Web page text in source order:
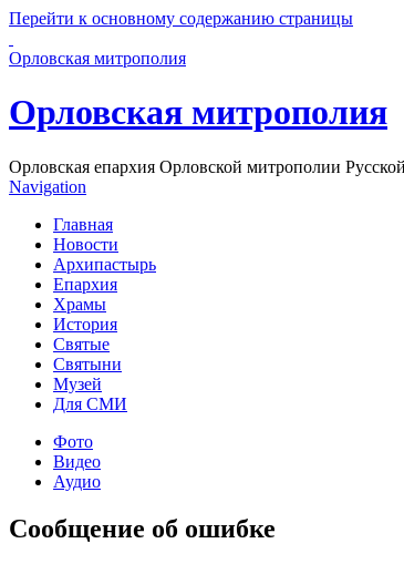
Перейти к основному содержанию страницы
Орловская митрополия
Орловская митрополия
Орловская епархия Орловской митрополии
Navigation
Главная
Новости
Архипастырь
Епархия
Храмы
История
Святые
Святыни
Музей
Для СМИ
Фото
Видео
Аудио
Сообщение об ошибке